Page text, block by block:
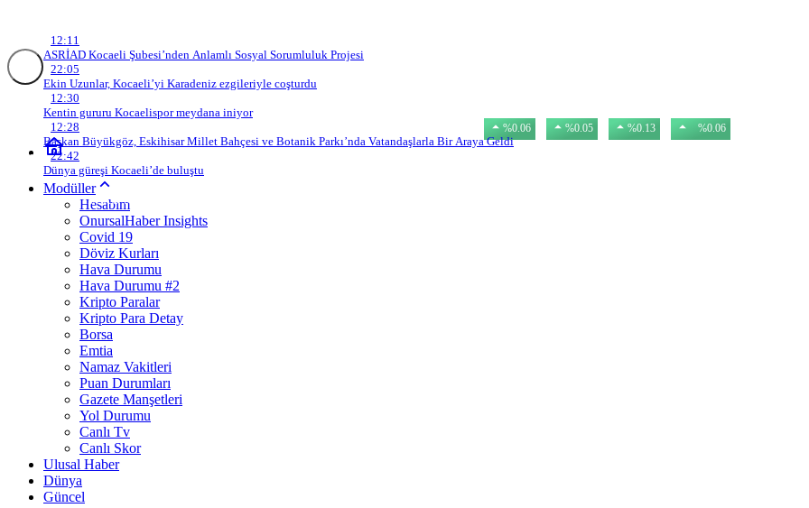
12:11
ASRİAD Kocaeli Şubesi’nden Anlamlı Sosyal Sorumluluk Projesi
22:05
Ekin Uzunlar, Kocaeli’yi Karadeniz ezgileriyle coşturdu
12:30
Kentin gururu Kocaelispor meydana iniyor
12:28
Başkan Büyükgöz, Eskihisar Millet Bahçesi ve Botanik Parkı’nda Vatandaşlarla Bir Araya Geldi
22:42
Dünya güreşi Kocaeli’de buluştu
EURO 54,77
%0.06 %0.05 %0.13 %0.06
Modüller
Hesabım
OnursalHaber Insights
Covid 19
Döviz Kurları
Hava Durumu
Hava Durumu #2
Kripto Paralar
Kripto Para Detay
Borsa
Emtia
Namaz Vakitleri
Puan Durumları
Gazete Manşetleri
Yol Durumu
Canlı Tv
Canlı Skor
Ulusal Haber
Dünya
Güncel